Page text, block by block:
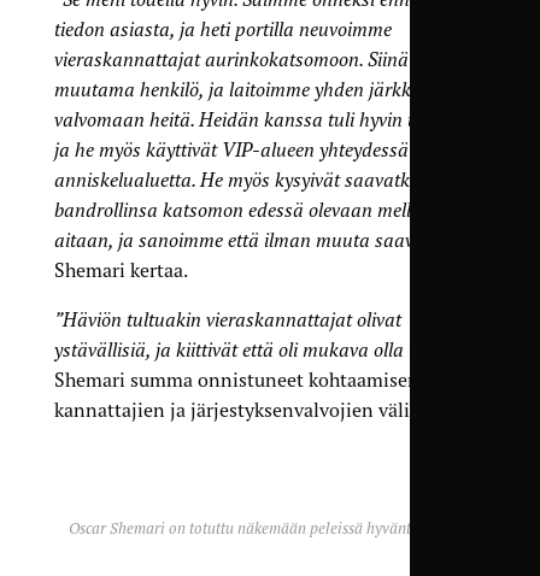
tiedon asiasta, ja heti portilla neuvoimme
vieraskannattajat aurinkokatsomoon. Siinä oli
muutama henkilö, ja laitoimme yhden järkkärin
valvomaan heitä. Heidän kanssa tuli hyvin toimeen,
ja he myös käyttivät VIP-alueen yhteydessä olevaa
anniskelualuetta. He myös kysyivät saavatko laittaa
bandrollinsa katsomon edessä olevaan mellakka-
aitaan, ja sanoimme että ilman muuta saavat”
Shemari kertaa.
”Häviön tultuakin vieraskannattajat olivat
ystävällisiä, ja kiittivät että oli mukava olla täällä”
Shemari summa onnistuneet kohtaamisen TiPS-
kannattajien ja järjestyksenvalvojien välillä.
Oscar Shemari on totuttu näkemään peleissä hyväntuulisena.